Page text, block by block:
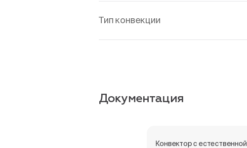
Тип конвекции
Документация
Конвектор с естественной